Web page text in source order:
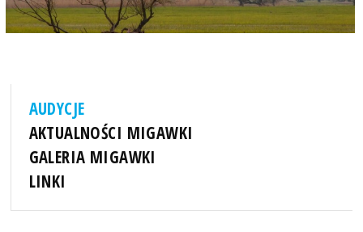
AUDYCJE
AKTUALNOŚCI MIGAWKI
GALERIA MIGAWKI
LINKI